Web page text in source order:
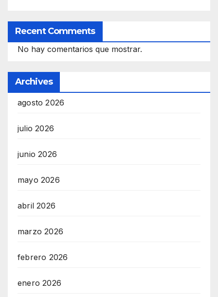
Recent Comments
No hay comentarios que mostrar.
Archives
agosto 2026
julio 2026
junio 2026
mayo 2026
abril 2026
marzo 2026
febrero 2026
enero 2026